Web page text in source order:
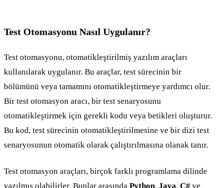
Test Otomasyonu Nasıl Uygulanır?
Test otomasyonu, otomatikleştirilmiş yazılım araçları
kullanılarak uygulanır. Bu araçlar, test sürecinin bir
bölümünü veya tamamını otomatikleştirmeye yardımcı olur.
Bir test otomasyon aracı, bir test senaryosunu
otomatikleştirmek için gerekli kodu veya betikleri oluşturur.
Bu kod, test sürecinin otomatikleştirilmesine ve bir dizi test
senaryosunun otomatik olarak çalıştırılmasına olanak tanır.
Test otomasyon araçları, birçok farklı programlama dilinde
yazılmış olabilirler. Bunlar arasında Python, Java, C# ve